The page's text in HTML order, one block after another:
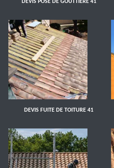
DEVIS POSE DE GOUTTIÈRE 41
DEVIS FUITE DE TOITURE 41